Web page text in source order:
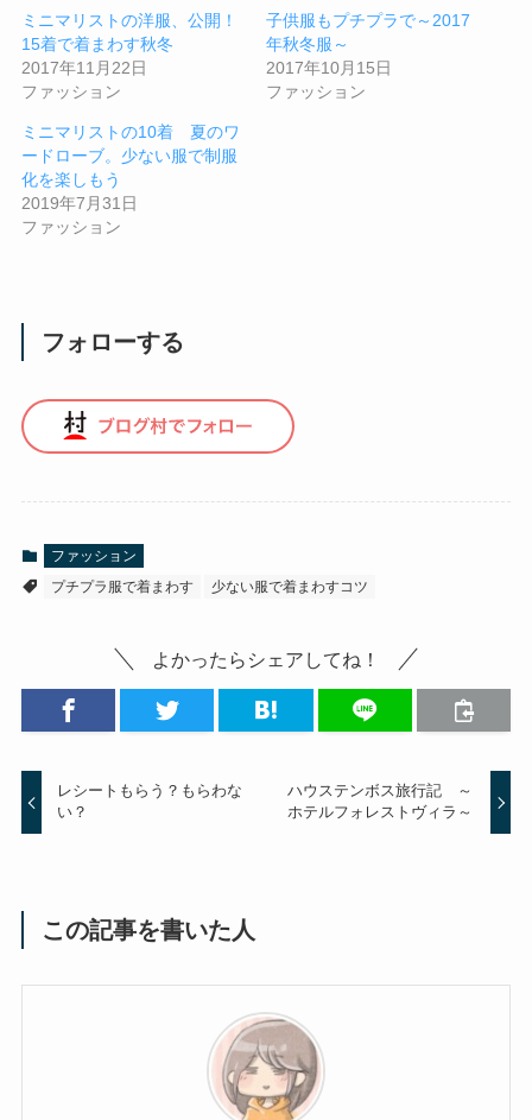
ミニマリストの洋服、公開！
15着で着まわす秋冬
2017年11月22日
ファッション
子供服もプチプラで～2017
年秋冬服～
2017年10月15日
ファッション
ミニマリストの10着 夏のワ
ードローブ。少ない服で制服
化を楽しもう
2019年7月31日
ファッション
フォローする
ファッション
プチプラ服で着まわす
少ない服で着まわすコツ
よかったらシェアしてね！
レシートもらう？もらわな
い？
ハウステンボス旅行記 ～
ホテルフォレストヴィラ～
この記事を書いた人